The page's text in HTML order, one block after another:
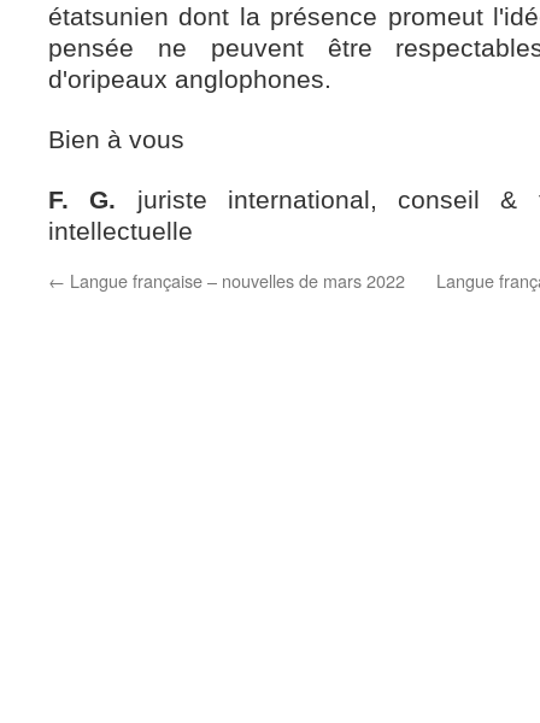
étatsunien dont la présence promeut
pensée ne peuvent être
d'oripeaux anglophones.
Bien à vous
F. G. juriste international, conseil &
intellectuelle
← Langue française – nouvelles de mars 2022 Langue